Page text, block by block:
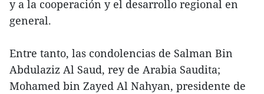
y a la cooperación y el desarrollo regional en
general.
Entre tanto, las condolencias de Salman Bin
Abdulaziz Al Saud, rey de Arabia Saudita;
Mohamed bin Zayed Al Nahyan, presidente de